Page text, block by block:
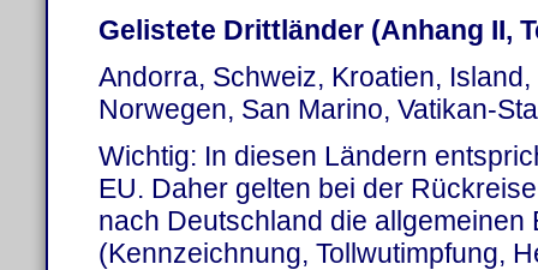
Gelistete Drittländer (Anhang II,
Andorra, Schweiz, Kroatien,
Norwegen, San Marino, Vatikan-
Wichtig: In diesen Ländern
EU. Daher gelten bei der
nach Deutschland die allgemeinen
(Kennzeichnung, Tollwutimpfung,